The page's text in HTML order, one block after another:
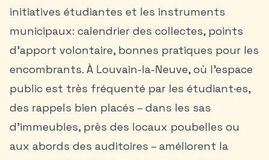
initiatives étudiantes et les instruments
municipaux: calendrier des collectes, points
d’apport volontaire, bonnes pratiques pour les
encombrants. À Louvain-la-Neuve, où l’espace
public est très fréquenté par les étudiant·es,
des rappels bien placés – dans les sas
d’immeubles, près des locaux poubelles ou
aux abords des auditoires – améliorent la